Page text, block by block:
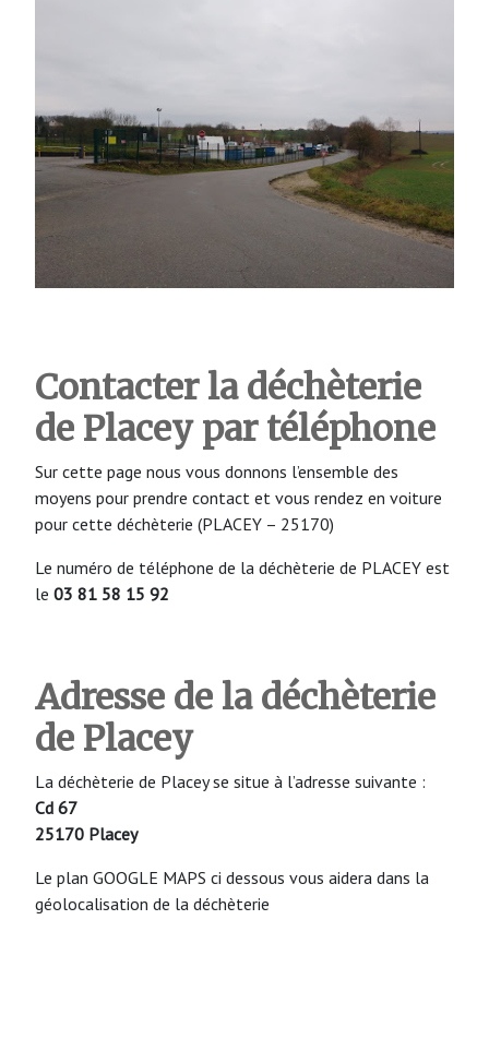
Contacter la déchèterie
de Placey par téléphone
Sur cette page nous vous donnons l’ensemble des
moyens pour prendre contact et vous rendez en voiture
pour cette déchèterie (PLACEY – 25170)
Le numéro de téléphone de la déchèterie de PLACEY est
le 03 81 58 15 92
Adresse de la déchèterie
de Placey
La déchèterie de Placey se situe à l’adresse suivante :
Cd 67
25170 Placey
Le plan GOOGLE MAPS ci dessous vous aidera dans la
géolocalisation de la déchèterie